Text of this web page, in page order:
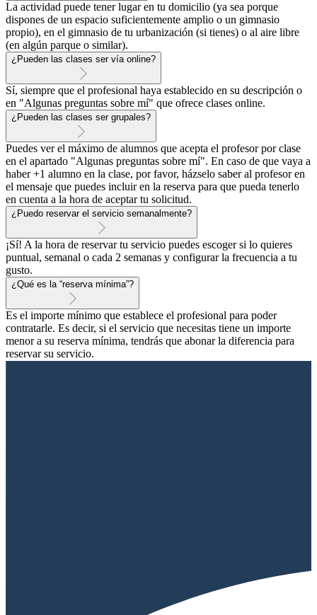
La actividad puede tener lugar en tu domicilio (ya sea porque
dispones de un espacio suficientemente amplio o un gimnasio
propio), en el gimnasio de tu urbanización (si tienes) o al aire libre
(en algún parque o similar).
¿Pueden las clases ser vía online?
Sí, siempre que el profesional haya establecido en su descripción o
en "Algunas preguntas sobre mí" que ofrece clases online.
¿Pueden las clases ser grupales?
Puedes ver el máximo de alumnos que acepta el profesor por clase
en el apartado "Algunas preguntas sobre mí". En caso de que vaya a
haber +1 alumno en la clase, por favor, házselo saber al profesor en
el mensaje que puedes incluir en la reserva para que pueda tenerlo
en cuenta a la hora de aceptar tu solicitud.
¿Puedo reservar el servicio semanalmente?
¡Sí! A la hora de reservar tu servicio puedes escoger si lo quieres
puntual, semanal o cada 2 semanas y configurar la frecuencia a tu
gusto.
¿Qué es la “reserva mínima”?
Es el importe mínimo que establece el profesional para poder
contratarle. Es decir, si el servicio que necesitas tiene un importe
menor a su reserva mínima, tendrás que abonar la diferencia para
reservar su servicio.